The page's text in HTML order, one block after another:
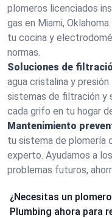
plomeros licenciados
gas en Miami,
tu cocina y
normas.
Soluciones de
agua cristalina y
sistemas de filtración y
cada grifo en tu hogar
Mantenimiento
tu sistema de plomería
experto. Ayudamos a
problemas futuros,
¿Necesitas un
Plumbing ahora para